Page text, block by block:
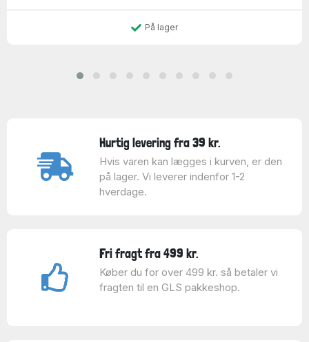
På lager
Hurtig levering fra 39 kr.
Hvis varen kan lægges i kurven, er den
på lager. Vi leverer indenfor 1-2
hverdage.
Fri fragt fra 499 kr.
Køber du for over 499 kr. så betaler vi
fragten til en GLS pakkeshop.